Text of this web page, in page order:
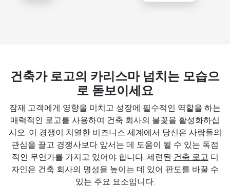
건축가 로고의 카리스마 넘치는 모습으
로 돋보이세요
잠재 고객에게 영향을 미치고 성장에 필수적인 역할을 하는
매력적인 로고를 사용하여 건축 회사의 불꽃을 활성화하십
시오. 이 경쟁이 치열한 비즈니스 세계에서 당신은 사람들의
관심을 끌고 경쟁사보다 앞서는 데 도움이 될 수 있는 독점
적인 무언가를 가지고 있어야 합니다. 세련된 건축 로고 디
자인은 건축 회사의 명성을 높이는 데 있어 판도를 바꿀 수
있는 주요 요소입니다.